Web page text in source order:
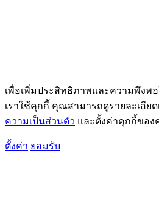
เพื่อเพิ่มประสิทธิภาพและความพึงพอ
เราใช้คุกกี้ คุณสามารถดูรายละเอียด
ความเป็นส่วนตัว และตั้งค่าคุกกี้ขอ
ตั้งค่า ยอมรับ